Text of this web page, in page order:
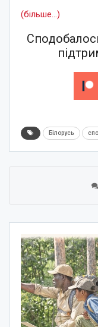
(більше…)
Білорусь